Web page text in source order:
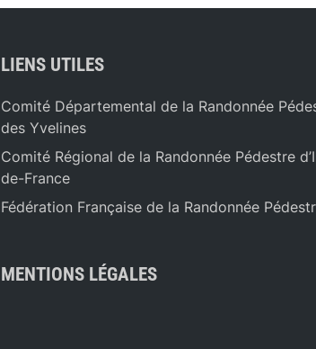
LIENS UTILES
Comité Départemental de la Randonnée
des Yvelines
Comité Régional de la Randonnée Pédestre
de-France
Fédération Française de la Randonnée
MENTIONS LÉGALES